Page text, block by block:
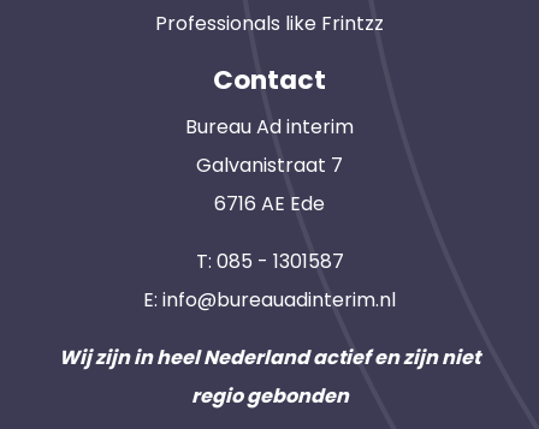
Professionals like Frintzz
Contact
Bureau Ad interim
Galvanistraat 7
6716 AE Ede
T: 085 - 1301587
E: info@bureauadinterim.nl
Wij zijn in heel Nederland actief en zijn niet
regio gebonden